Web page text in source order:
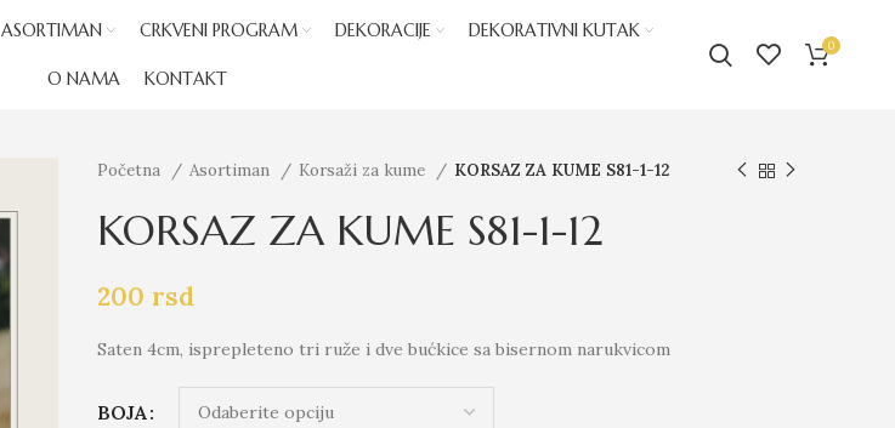
ASORTIMAN CRKVENI PROGRAM DEKORACIJE DEKORATIVNI KUTAK
O NAMA KONTAKT
0
Početna Asortiman Korsaži za kume KORSAZ ZA KUME S81-1-12
KORSAZ ZA KUME S81-1-12
200 rsd
Saten 4cm, isprepleteno tri ruže i dve bućkice sa bisernom narukvicom
BOJA